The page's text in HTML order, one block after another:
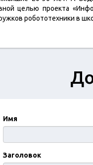
целью проекта
робототехники в
Имя
Заголовок